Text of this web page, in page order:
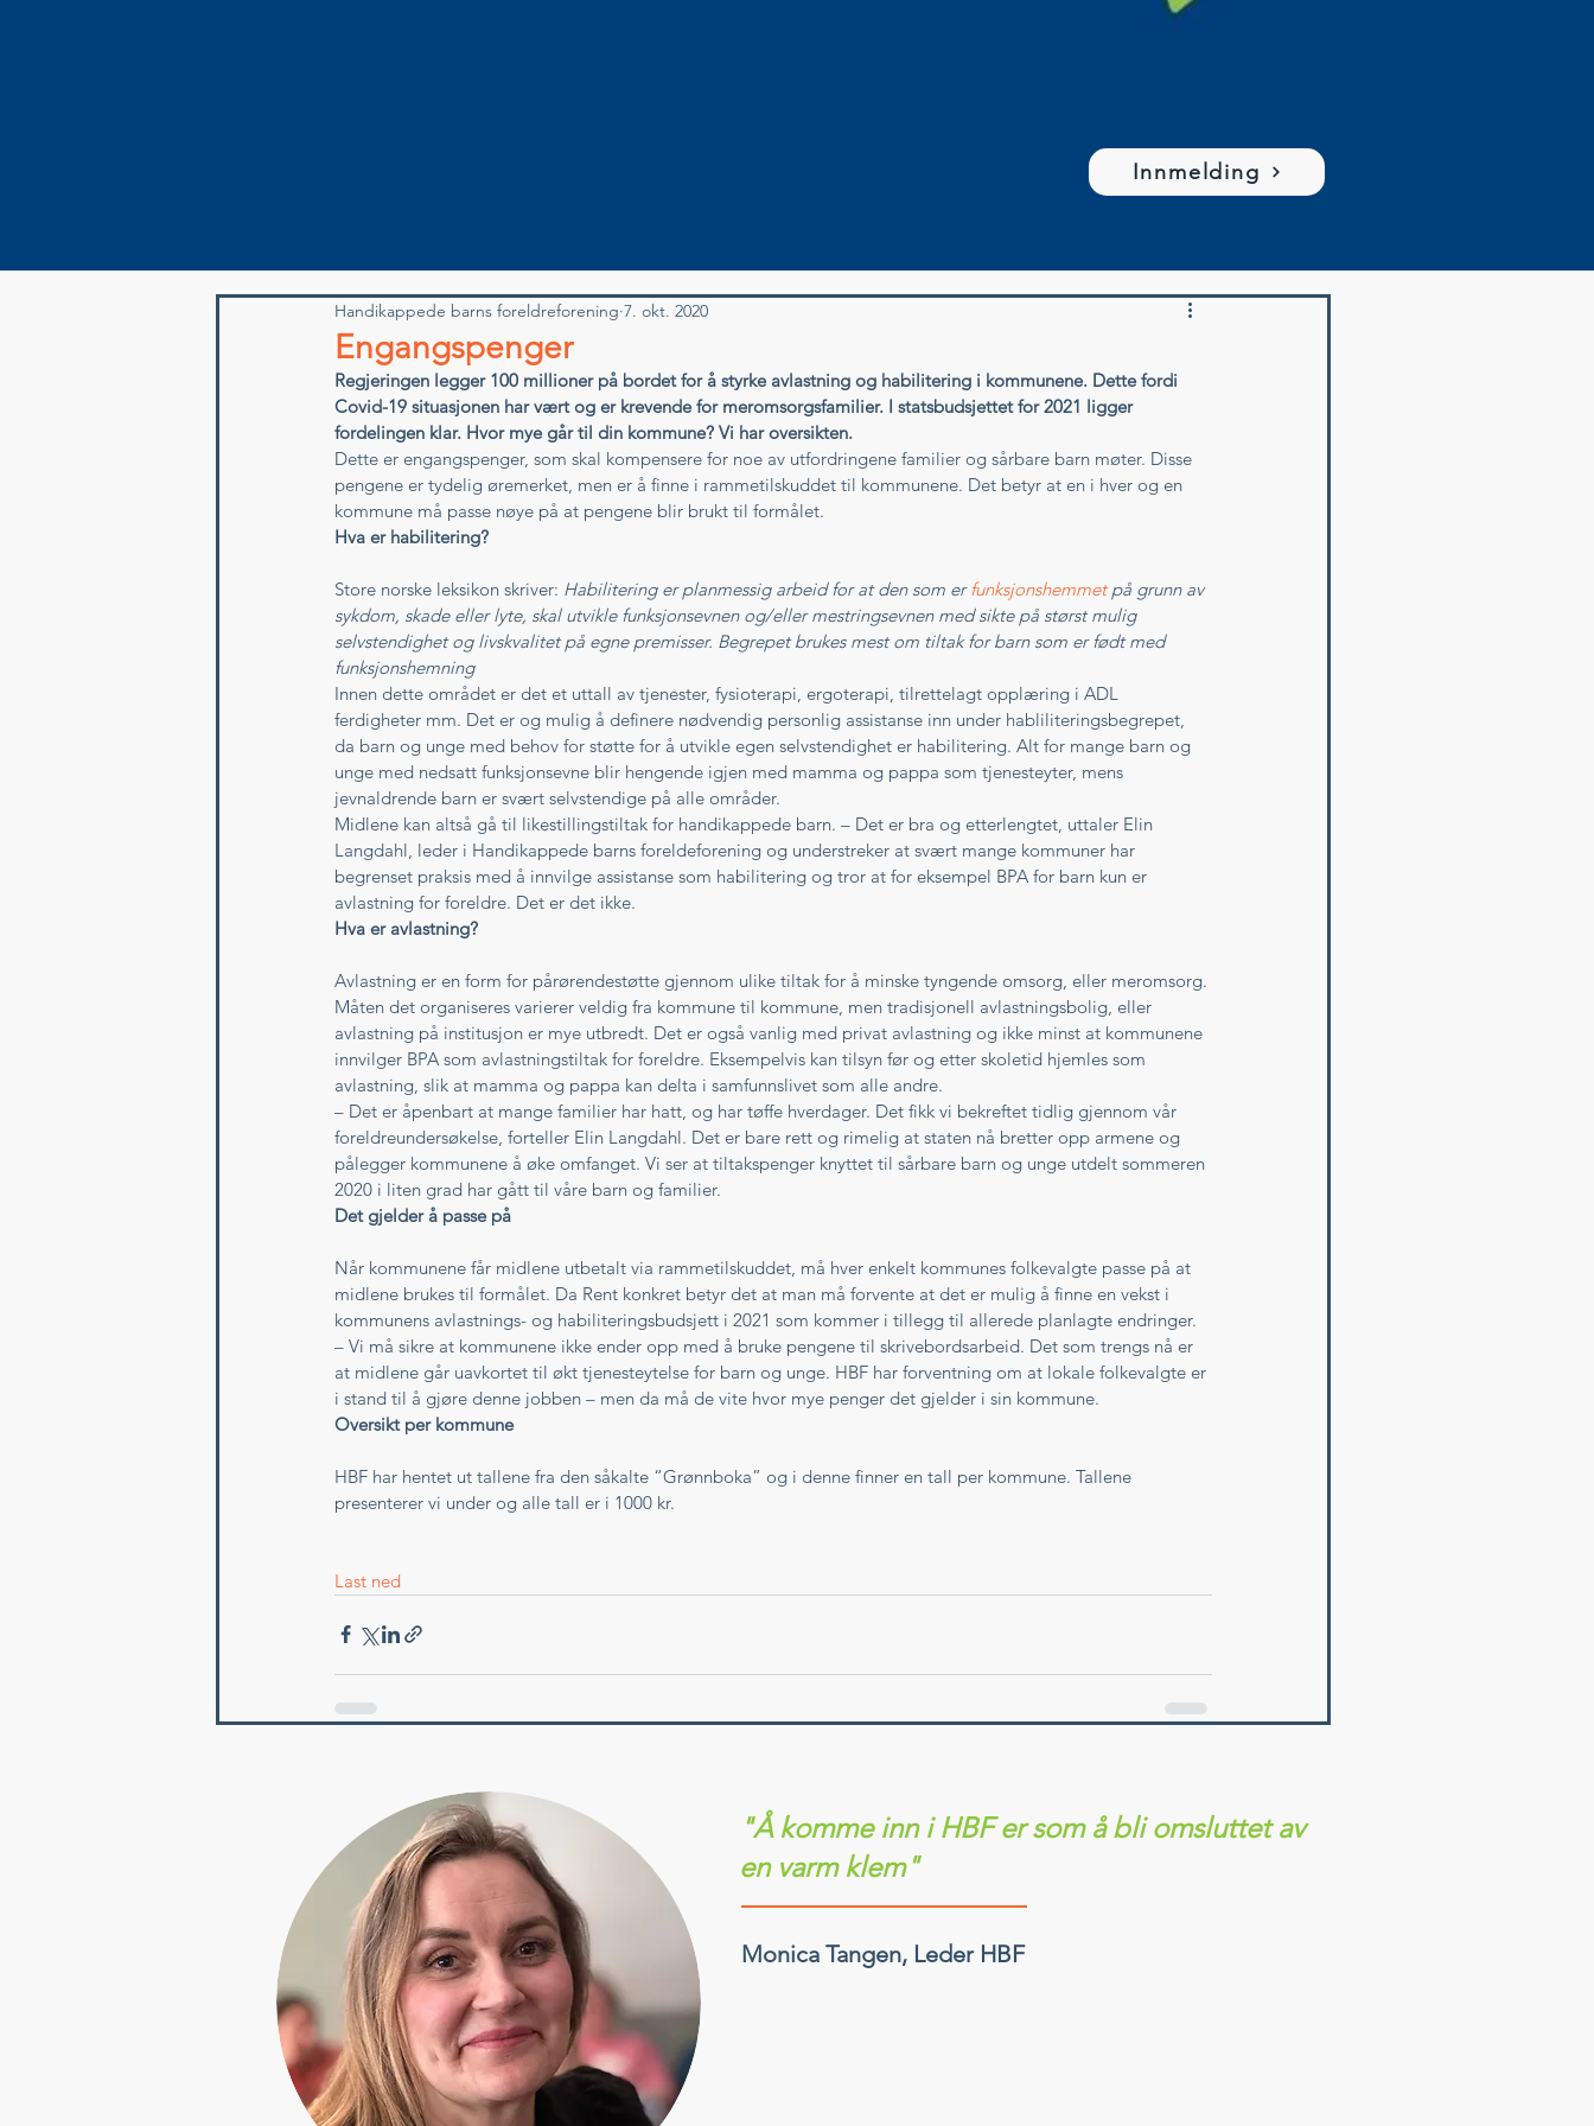
Innmelding
Engangspenger
Handikappede barns foreldreforening 7. okt. 2020
Regjeringen legger 100 millioner på bordet for å styrke avlastning og habilitering i kommunene. Dette fordi
Covid-19 situasjonen har vært og er krevende for meromsorgsfamilier. I statsbudsjettet for 2021 ligger
fordelingen klar. Hvor mye går til din kommune? Vi har oversikten.
Dette er engangspenger, som skal kompensere for noe av utfordringene familier og sårbare barn møter. Disse
pengene er tydelig øremerket, men er å finne i rammetilskuddet til kommunene. Det betyr at en i hver og en
kommune må passe nøye på at pengene blir brukt til formålet.
Hva er habilitering?
Store norske leksikon skriver: Habilitering er planmessig arbeid for at den som er funksjonshemmet på grunn av
sykdom, skade eller lyte, skal utvikle funksjonsevnen og/eller mestringsevnen med sikte på størst mulig
selvstendighet og livskvalitet på egne premisser. Begrepet brukes mest om tiltak for barn som er født med
funksjonshemning
Innen dette området er det et uttall av tjenester, fysioterapi, ergoterapi, tilrettelagt opplæring i ADL
ferdigheter mm. Det er og mulig å definere nødvendig personlig assistanse inn under habliliteringsbegrepet,
da barn og unge med behov for støtte for å utvikle egen selvstendighet er habilitering. Alt for mange barn og
unge med nedsatt funksjonsevne blir hengende igjen med mamma og pappa som tjenesteyter, mens
jevnaldrende barn er svært selvstendige på alle områder.
Midlene kan altså gå til likestillingstiltak for handikappede barn. – Det er bra og etterlengtet, uttaler Elin
Langdahl, leder i Handikappede barns foreldeforening og understreker at svært mange kommuner har
begrenset praksis med å innvilge assistanse som habilitering og tror at for eksempel BPA for barn kun er
avlastning for foreldre. Det er det ikke.
Hva er avlastning?
Avlastning er en form for pårørendestøtte gjennom ulike tiltak for å minske tyngende omsorg, eller meromsorg.
Måten det organiseres varierer veldig fra kommune til kommune, men tradisjonell avlastningsbolig, eller
avlastning på institusjon er mye utbredt. Det er også vanlig med privat avlastning og ikke minst at kommunene
innvilger BPA som avlastningstiltak for foreldre. Eksempelvis kan tilsyn før og etter skoletid hjemles som
avlastning, slik at mamma og pappa kan delta i samfunnslivet som alle andre.
– Det er åpenbart at mange familier har hatt, og har tøffe hverdager. Det fikk vi bekreftet tidlig gjennom vår
foreldreundersøkelse, forteller Elin Langdahl. Det er bare rett og rimelig at staten nå bretter opp armene og
pålegger kommunene å øke omfanget. Vi ser at tiltakspenger knyttet til sårbare barn og unge utdelt sommeren
2020 i liten grad har gått til våre barn og familier.
Det gjelder å passe på
Når kommunene får midlene utbetalt via rammetilskuddet, må hver enkelt kommunes folkevalgte passe på at
midlene brukes til formålet. Da Rent konkret betyr det at man må forvente at det er mulig å finne en vekst i
kommunens avlastnings- og habiliteringsbudsjett i 2021 som kommer i tillegg til allerede planlagte endringer.
– Vi må sikre at kommunene ikke ender opp med å bruke pengene til skrivebordsarbeid. Det som trengs nå er
at midlene går uavkortet til økt tjenesteytelse for barn og unge. HBF har forventning om at lokale folkevalgte er
i stand til å gjøre denne jobben – men da må de vite hvor mye penger det gjelder i sin kommune.
Oversikt per kommune
HBF har hentet ut tallene fra den såkalte “Grønnboka” og i denne finner en tall per kommune. Tallene
presenterer vi under og alle tall er i 1000 kr.
Last ned
"Å komme inn i HBF er som å bli omsluttet av
en varm klem"
Monica Tangen, Leder HBF